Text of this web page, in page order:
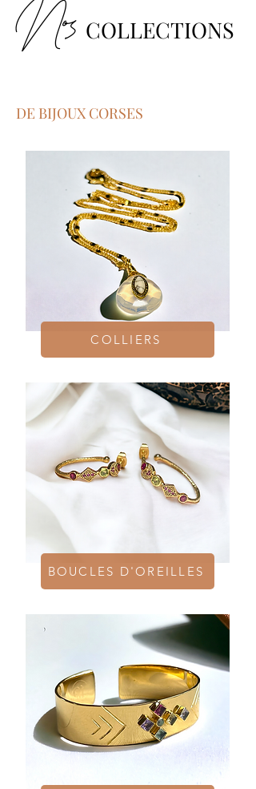
Nos COLLECTIONS
DE BIJOUX CORSES
COLLIERS
BOUCLES D'OREILLES